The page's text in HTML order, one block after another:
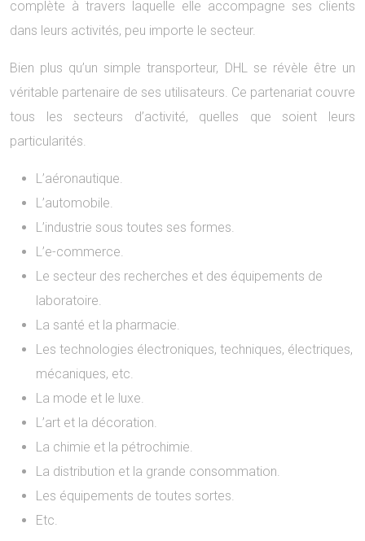
complète à travers laquelle elle accompagne ses clients
dans leurs activités, peu importe le secteur.
Bien plus qu’un simple transporteur, DHL se révèle être un
véritable partenaire de ses utilisateurs. Ce partenariat couvre
tous les secteurs d’activité, quelles que soient leurs
particularités.
L’aéronautique.
L’automobile.
L’industrie sous toutes ses formes.
L’e-commerce.
Le secteur des recherches et des équipements de
laboratoire.
La santé et la pharmacie.
Les technologies électroniques, techniques, électriques,
mécaniques, etc.
La mode et le luxe.
L’art et la décoration.
La chimie et la pétrochimie.
La distribution et la grande consommation.
Les équipements de toutes sortes.
Etc.